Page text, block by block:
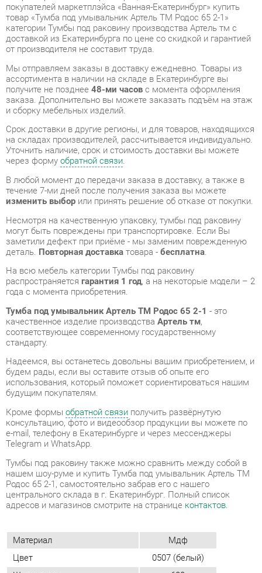
от производителя не составит труда.
Мы отправляем заказы в доставку ежедневно. Товары из
ассортимента в наличии на складе в Екатеринбурге вы
получите не позднее48-ми часовс момента оформления
заказа. Дополнительно вы можете заказать подъём на этаж
и сборку мебельных изделий.
Срок доставки в другие регионы, и для товаров, находящихся
на складах производителей, рассчитывается индивидуально.
Уточнить наличие, срок и стоимость доставки вы можете
через формуобратной связи.
В любой момент до передачи заказа в доставку, а также в
течение 7-ми дней после получения заказа вы можете
изменить выборили принять решение об отказе от покупки.
Несмотря на качественную упаковку, тумбы под раковину
могут быть повреждены при транспортировке. Если Вы
заметили дефект при приёме - мы заменим поврежденную
деталь.Повторная доставкатовара -бесплатна.
На всю мебель категории Тумбы под раковину
распространяетсягарантия 1 год, а на некоторые модели – 2
года с момента приобретения.
Тумба под умывальник Артель ТМ Родос 65 2-1- это
качественное изделие производства
соответствующее современному государственному
стандарту.
Надеемся, вы останетесь довольны вашим приобретением, и
будем рады, если вы оставите отзыв об опыте его
использования, который поможет сориентироваться нашим
будущим покупателям.
консультацию, фото и видеообзор продукции вы можете по
e-mail, телефону в Екатеринбурге и через мессенджеры
Telegram и WhatsApp.
нашем шоу-руме и купить Тумба под умывальник Артель ТМ
Родос 65 2-1, самостоятельно забрав его с нашего
центрального склада в г. Екатеринбург. Полный список
адресов и магазинов смотрите на странице
Материал
Мдф
Цвет
0507 (белый)
Ширина, мм
600
Глубина, мм
320
Форма (тумбы и комоды)
Прямоугольные